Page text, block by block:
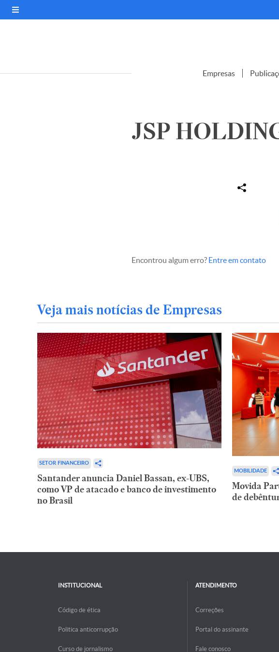
Empresas
JSP
Encontrou algum erro? Entre em contato
Veja mais notícias de Empresas
SETOR FINANCEIRO
Santander anuncia Daniel Bassan, ex-UBS,
como VP de atacado e banco de investimento
no Brasil
MOBILIDADE
Movida
de
INSTITUCIONAL
Código de ética
Politica anticorrupção
Curso de jornalismo
ATENDIMENTO
Correções
Portal do assinante
Fale conosco